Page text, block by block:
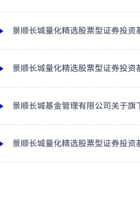
景顺长城量化精选股票型证券投
景顺长城量化精选股票型证券投资
景顺长城基金管理有限公司关于
景顺长城量化精选股票型证券投